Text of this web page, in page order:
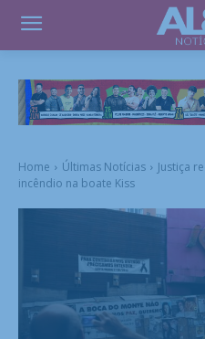
Home Últimas Notícias
Justiça
incêndio na boate Kiss